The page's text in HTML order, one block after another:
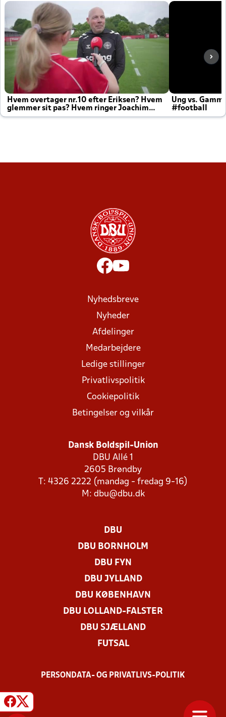
Hvem overtager nr.10 efter Eriksen? Hvem
glemmer sit pas? Hvem ringer Joachim
altid til efter kampe?
Ung vs.
#football
Nyhedsbreve
Nyheder
Afdelinger
Medarbejdere
Ledige stillinger
Privatlivspolitik
Cookiepolitik
Betingelser og vilkår
Dansk Boldspil-Union
DBU Allé 1
2605 Brøndby
T: 4326 2222 (mandag - fredag 9-16)
M: dbu@dbu.dk
DBU
DBU BORNHOLM
DBU FYN
DBU JYLLAND
DBU KØBENHAVN
DBU LOLLAND-FALSTER
DBU SJÆLLAND
FUTSAL
PERSONDATA- OG PRIVATLIVS-POLITIK